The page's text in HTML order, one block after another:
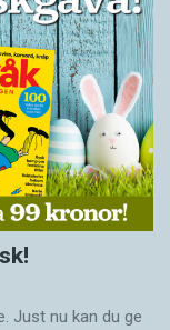
Just nu kan du ge